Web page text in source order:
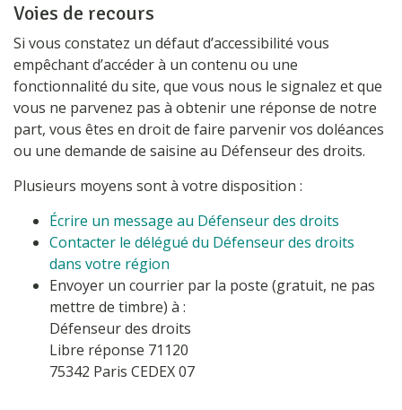
Voies de recours
Si vous constatez un défaut d’accessibilité vous
empêchant d’accéder à un contenu ou une
fonctionnalité du site, que vous nous le signalez et que
vous ne parvenez pas à obtenir une réponse de notre
part, vous êtes en droit de faire parvenir vos doléances
ou une demande de saisine au Défenseur des droits.
Plusieurs moyens sont à votre disposition :
Écrire un message au Défenseur des droits
Contacter le délégué du Défenseur des droits
dans votre région
Envoyer un courrier par la poste (gratuit, ne pas
mettre de timbre) à :
Défenseur des droits
Libre réponse 71120
75342 Paris CEDEX 07